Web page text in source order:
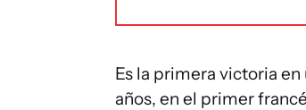
Es la primera victoria
años, en el primer